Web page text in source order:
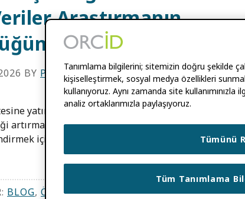
Araştırmanın
Nasıl Koruyor?
BY PALOMA MARÍN-ARRAIZA,SHIVENDRA
yatırım yapan kurumlar, araştırma bütünlüğünü
artırmak, iş akışlarını kolaylaştırmak ve açık
için daha iyi konumdadır.” – Yvonne Campfens,
BLOG, ÖZELLIKLER,KULLANIM SENARYOLARI
Tanımlama bilgilerini; sitemizin doğru şekilde
kişiselleştirmek, sosyal medya özellikleri
kullanıyoruz. Aynı zamanda site kullanımınızla
analiz ortaklarımızla paylaşıyoruz.
Tümünü
Tüm Tanımlama